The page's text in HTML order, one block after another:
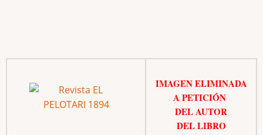
IMAGEN ELIMINADA
A PETICIÓN
DEL AUTOR
DEL LIBRO